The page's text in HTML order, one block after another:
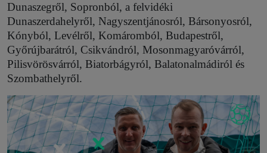
Dunaszegről, Sopronból, a felvidéki
Dunaszerdahelyről, Nagyszentjánosról, Bársonyosról,
Kónyból, Levélről, Komáromból, Budapestről,
Győrújbarátról, Csikvándról, Mosonmagyaróvárról,
Pilisvörösvárról, Biatorbágyról, Balatonalmádiról és
Szombathelyről.